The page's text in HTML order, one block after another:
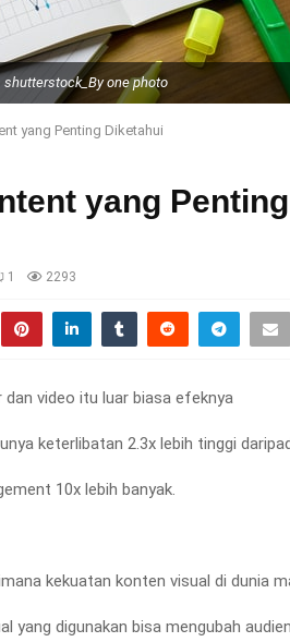
shutterstock_By one photo
yang Penting Diketahui
yang Penting
1 2293
video itu luar biasa efeknya
keterlibatan 2.3x lebih tinggi
10x lebih banyak.
kekuatan konten visual di dunia
yang digunakan bisa mengubah